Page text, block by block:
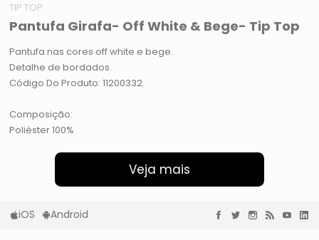
TIP TOP
Pantufa Girafa- Off White & Bege- Tip Top
Pantufa nas cores off white e bege.
Detalhe de bordados.
Código Do Produto: 11200332
Composição:
Poliéster 100%
Veja mais
iOS Android